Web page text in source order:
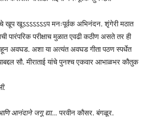
खूप खूऽऽऽऽऽऽऽप मनःपूर्वक अभिनंदन. शृंगेरी मठात
पारंपरिक परीक्षाच मुळात एवढी कठीण असते तर ही
अवघड. अशा या अत्यंत अवघड गीता पठण स्पर्धेत
सौ. मीराताई यांचे पुनश्च एकवार आभाळभर कौतुक
आनंदाने जगू द्या… परवीन कौसर. बंगळूर.